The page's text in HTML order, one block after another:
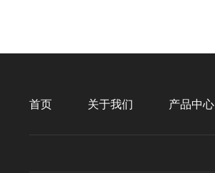
首页 关于我们 产品中心